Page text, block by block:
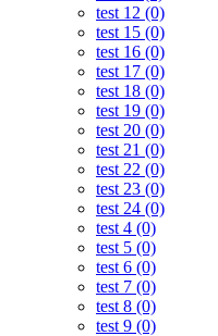
test 12 (0)
test 15 (0)
test 16 (0)
test 17 (0)
test 18 (0)
test 19 (0)
test 20 (0)
test 21 (0)
test 22 (0)
test 23 (0)
test 24 (0)
test 4 (0)
test 5 (0)
test 6 (0)
test 7 (0)
test 8 (0)
test 9 (0)